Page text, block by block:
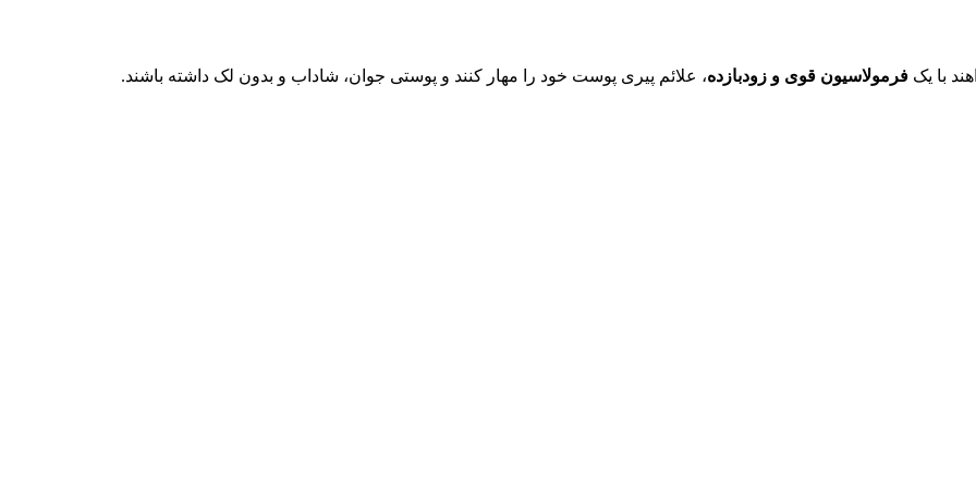
با یک فرمولاسیون قوی و زودبازده، علائم پیری پوست خود را مهار کنند و پوستی جوان، شاداب و بدون لک داشته باشند.